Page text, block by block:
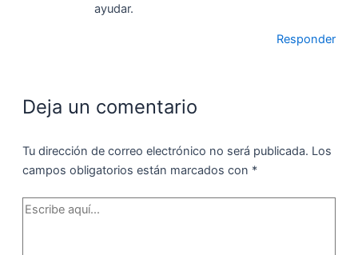
ayudar.
Responder
Deja un comentario
Tu dirección de correo electrónico no será publicada. Los
campos obligatorios están marcados con *
Escribe